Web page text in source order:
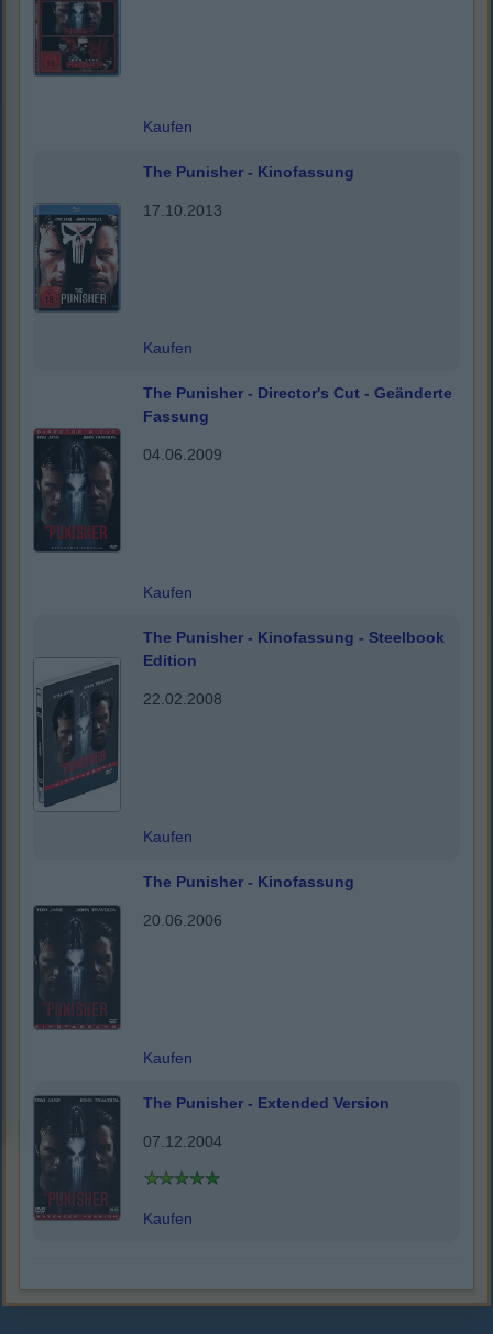
Kaufen
The Punisher - Kinofassung
17.10.2013
Kaufen
The Punisher - Director's Cut - Geänderte
Fassung
04.06.2009
Kaufen
The Punisher - Kinofassung - Steelbook
Edition
22.02.2008
Kaufen
The Punisher - Kinofassung
20.06.2006
Kaufen
The Punisher - Extended Version
07.12.2004
Kaufen